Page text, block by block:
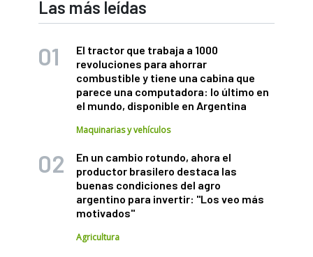
Las más leídas
El tractor que trabaja a 1000
revoluciones para ahorrar
combustible y tiene una cabina que
parece una computadora: lo último en
el mundo, disponible en Argentina
Maquinarias y vehículos
En un cambio rotundo, ahora el
productor brasilero destaca las
buenas condiciones del agro
argentino para invertir: "Los veo más
motivados"
Agricultura